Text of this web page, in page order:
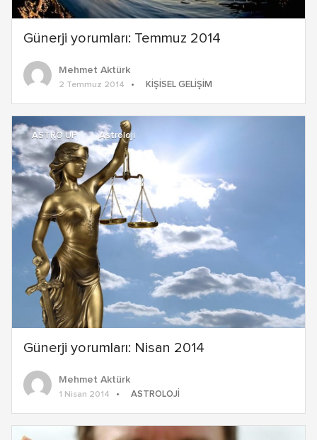
Günerji yorumları: Temmuz 2014
Mehmet Aktürk
2 Temmuz 2014 KIŞISEL GELIŞIM
Günerji yorumları: Nisan 2014
ASTRO UP Astroloji
Mehmet Aktürk
1 Nisan 2014 ASTROLOJI